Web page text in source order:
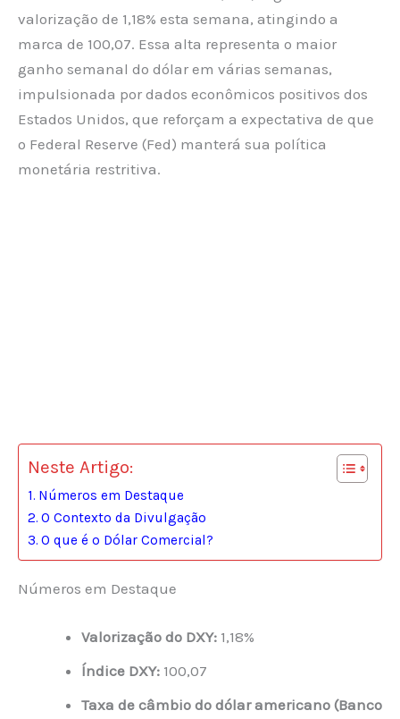
valorização de 1,18% esta semana, atingindo a
marca de 100,07. Essa alta representa o maior
ganho semanal do dólar em várias semanas,
impulsionada por dados econômicos positivos dos
Estados Unidos, que reforçam a expectativa de que
o Federal Reserve (Fed) manterá sua política
monetária restritiva.
Neste Artigo:
Números em Destaque
O Contexto da Divulgação
O que é o Dólar Comercial?
Números em Destaque
Valorização do DXY: 1,18%
Índice DXY: 100,07
Taxa de câmbio do dólar americano (Banco